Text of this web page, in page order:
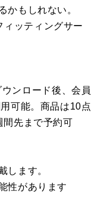
かもしれない。
ッティングサー
ンロード後、会員
可能。商品は10点
間先まで予約可
します。
性があります